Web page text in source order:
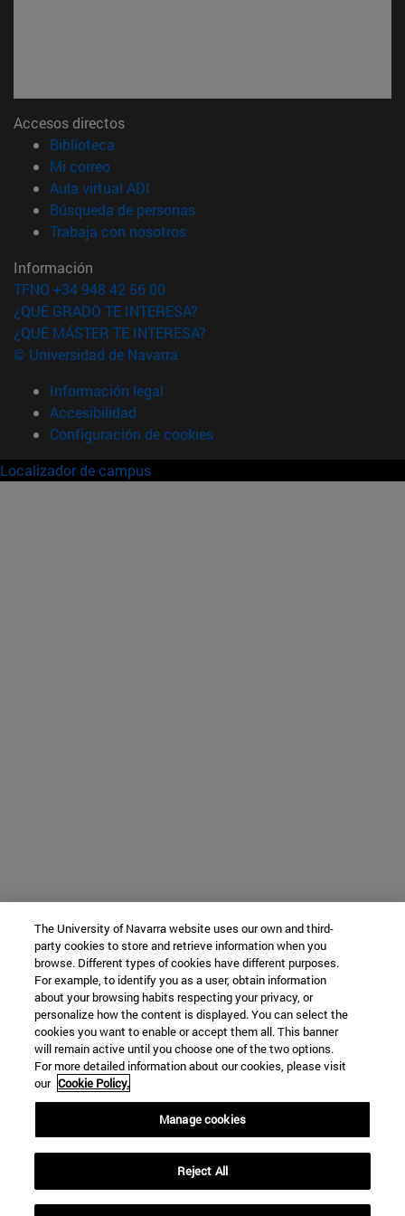
Accesos directos
Biblioteca
Mi correo(abre en nueva ventana)
Aula virtual ADI
Búsqueda de personas(abre en nueva ventana)
Trabaja con nosotros(abre en nueva ventana)
Información
TFNO +34 948 42 56 00
¿QUÉ GRADO TE INTERESA?
¿QUÉ MÁSTER TE INTERESA?
© Universidad de Navarra
Información legal
Accesibilidad
Configuración de cookies
Localizador de campus
The University of Navarra website uses our own and third-
party cookies to store and retrieve information when you
browse. Different types of cookies have different purposes.
For example, to identify you as a user, obtain information
about your browsing habits respecting your privacy, or
personalize how the content is displayed. You can select the
cookies you want to enable or accept them all. This banner
will remain active until you choose one of the two options.
For more detailed information about our cookies, please visit
our Cookie Policy.
Manage cookies
Reject All